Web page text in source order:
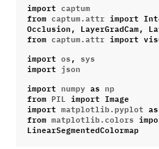
import captum
from captum.attr import
Occlusion, LayerGradCam,
from captum.attr import
import os, sys
import json
import numpy as np
from PIL import Image
import matplotlib.pyplot as
from matplotlib.colors
LinearSegmentedColormap